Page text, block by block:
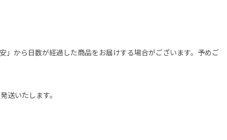
から日数が経過した商品をお届けする場合がございます。予めご
送いたします。